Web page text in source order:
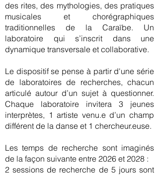
des rites, des mythologies, des pratiques
musicales et chorégraphiques
traditionnelles de la Caraïbe. Un
laboratoire qui s’inscrit dans une
dynamique transversale et collaborative.
Le dispositif se pense à partir d'une série
de laboratoires de recherches, chacun
articulé autour d’un sujet à questionner.
Chaque laboratoire invitera 3 jeunes
interprètes, 1 artiste venu.e d’un champ
différent de la danse et 1 chercheur.euse.
Les temps de recherche sont imaginés
de la façon suivante entre 2026 et 2028 :
2 sessions de recherche de 5 jours sont